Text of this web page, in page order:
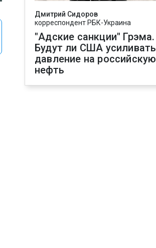
Дмитрий Сидоров
корреспондент РБК-Украина
"Адские санкции" Грэма.
Будут ли США усиливать
давление на российскую
нефть